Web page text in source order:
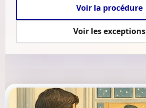
Voir la procédure
Voir les exceptions